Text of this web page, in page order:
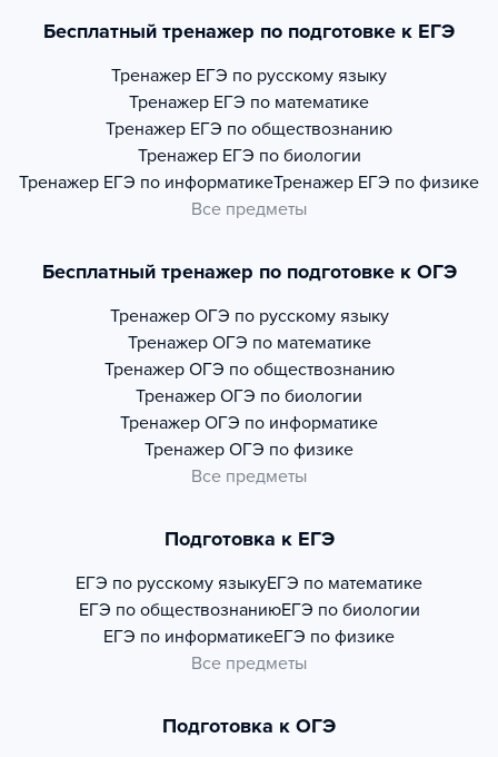
Бесплатный тренажер по подготовке к ЕГЭ
Тренажер ЕГЭ по русскому языку
Тренажер ЕГЭ по математике
Тренажер ЕГЭ по обществознанию
Тренажер ЕГЭ по биологии
Тренажер ЕГЭ по информатикеТренажер ЕГЭ по физике
Все предметы
Бесплатный тренажер по подготовке к ОГЭ
Тренажер ОГЭ по русскому языку
Тренажер ОГЭ по математике
Тренажер ОГЭ по обществознанию
Тренажер ОГЭ по биологии
Тренажер ОГЭ по информатике
Тренажер ОГЭ по физике
Все предметы
Подготовка к ЕГЭ
ЕГЭ по русскому языкуЕГЭ по математике
ЕГЭ по обществознаниюЕГЭ по биологии
ЕГЭ по информатикеЕГЭ по физике
Все предметы
Подготовка к ОГЭ